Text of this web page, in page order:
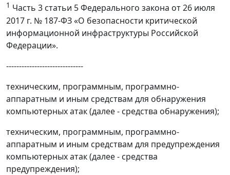
1 Часть 3 статьи 5 Федерального закона от 26 июля
2017 г. № 187-ФЗ «О безопасности критической
информационной инфраструктуры Российской
Федерации».
------------------------------
техническим, программным, программно-
аппаратным и иным средствам для обнаружения
компьютерных атак (далее - средства обнаружения);
техническим, программным, программно-
аппаратным и иным средствам для предупреждения
компьютерных атак (далее - средства
предупреждения);